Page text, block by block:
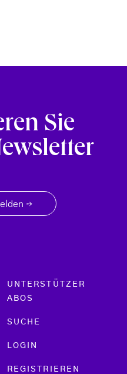
Sie
→
UNTERSTÜTZER
ABOS
SUCHE
LOGIN
REGISTRIEREN